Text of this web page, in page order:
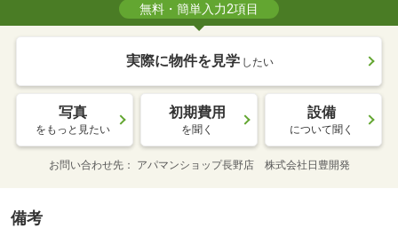
無料・簡単入力2項目
実際に物件を見学 したい
写真
をもっと見たい
初期費用
を聞く
設備
について聞く
お問い合わせ先 アパマンショップ長野店 株式会社日豊開発
備考